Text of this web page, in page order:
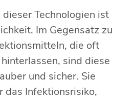
Technologien ist
Im Gegensatz zu
die oft
sind diese
und sicher. Sie
das Infektionsrisiko,